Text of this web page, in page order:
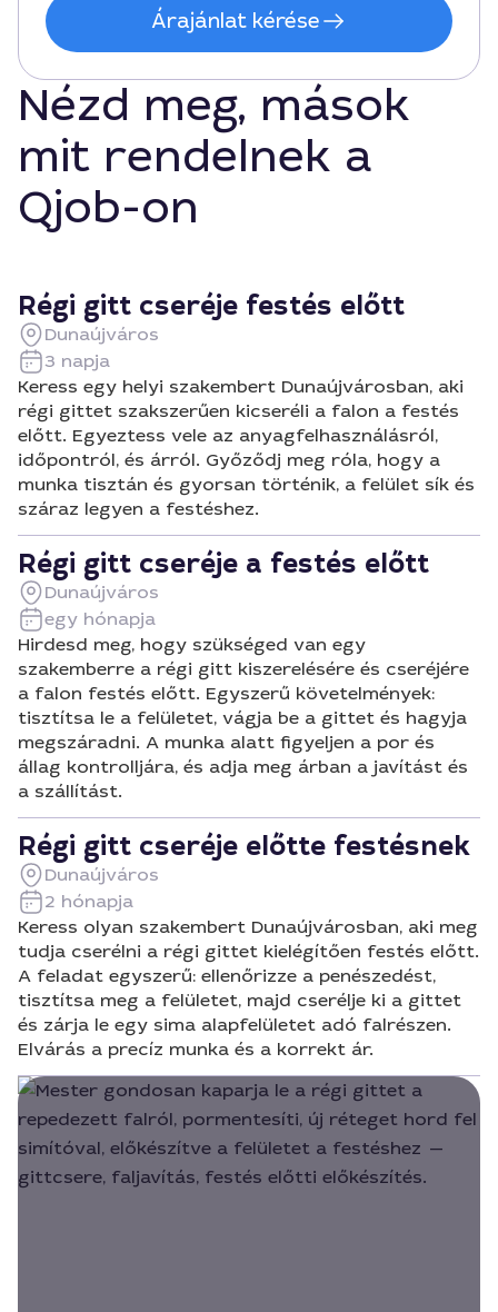
Árajánlat kérése
Nézd meg, mások
mit rendelnek a
Qjob-on
Régi gitt cseréje festés előtt
Dunaújváros
3 napja
Keress egy helyi szakembert Dunaújvárosban, aki
régi gittet szakszerűen kicseréli a falon a festés
előtt. Egyeztess vele az anyagfelhasználásról,
időpontról, és árról. Győződj meg róla, hogy a
munka tisztán és gyorsan történik, a felület sík és
száraz legyen a festéshez.
Régi gitt cseréje a festés előtt
Dunaújváros
egy hónapja
Hirdesd meg, hogy szükséged van egy
szakemberre a régi gitt kiszerelésére és cseréjére
a falon festés előtt. Egyszerű követelmények:
tisztítsa le a felületet, vágja be a gittet és hagyja
megszáradni. A munka alatt figyeljen a por és
állag kontrolljára, és adja meg árban a javítást és
a szállítást.
Régi gitt cseréje előtte festésnek
Dunaújváros
2 hónapja
Keress olyan szakembert Dunaújvárosban, aki meg
tudja cserélni a régi gittet kielégítően festés előtt.
A feladat egyszerű: ellenőrizze a penészedést,
tisztítsa meg a felületet, majd cserélje ki a gittet
és zárja le egy sima alapfelületet adó falrészen.
Elvárás a precíz munka és a korrekt ár.